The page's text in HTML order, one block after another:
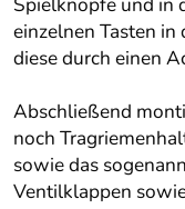
Spielknöpfe und in
einzelnen Tasten
diese durch einen
Abschließend
noch
sowie das
Ventilklappen